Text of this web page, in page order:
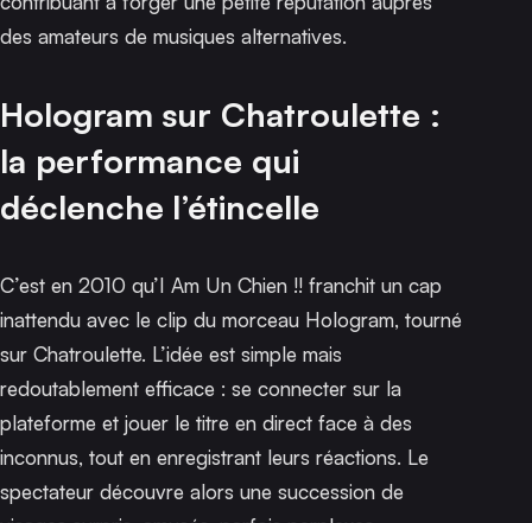
des amateurs de musiques alternatives.
Hologram sur Chatroulette :
la performance qui
déclenche l’étincelle
C’est en 2010 qu’I Am Un Chien !! franchit un cap
inattendu avec le clip du morceau Hologram, tourné
sur Chatroulette. L’idée est simple mais
redoutablement efficace : se connecter sur la
plateforme et jouer le titre en direct face à des
inconnus, tout en enregistrant leurs réactions. Le
spectateur découvre alors une succession de